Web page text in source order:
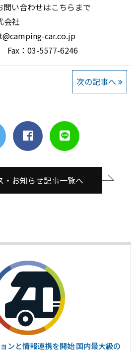
い合わせはこちらまで
会社
car.co.jp
：03-5577-6246
次の記事へ
・お知らせ記事一覧へ
ンと情報連携を開始 国内最大級の